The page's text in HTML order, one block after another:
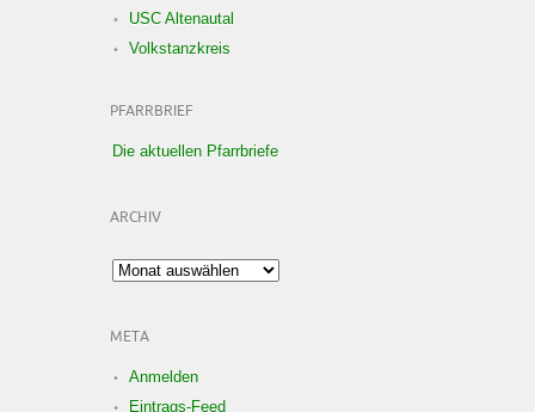
USC Altenautal
Volkstanzkreis
PFARRBRIEF
Die aktuellen Pfarrbriefe
ARCHIV
Archiv
META
Anmelden
Eintrags-Feed